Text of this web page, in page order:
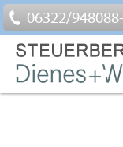
06322/